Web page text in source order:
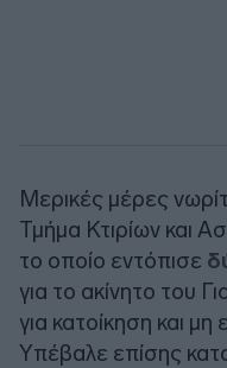
Μερικές μέρες
Τμήμα Κτιρίων και
το οποίο εντόπισε
για το ακίνητο του
για κατοίκηση και
Υπέβαλε επίσης